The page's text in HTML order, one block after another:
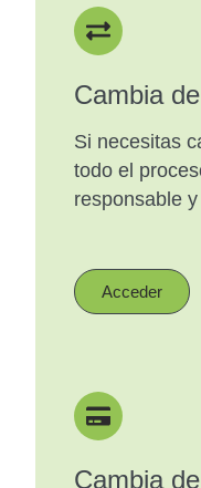
Cambia
Si necesitas
todo el
responsable
Acceder
Cambia